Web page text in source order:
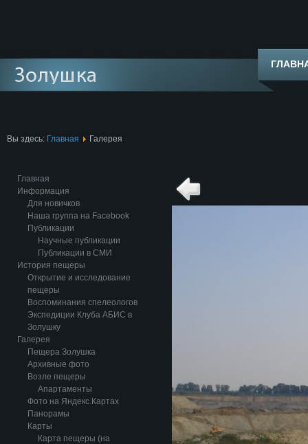
Вы здесь: Главная Галерея
Главная
Информация
Для новичков
Наша группа на Facebook
Публикации
Научные публикации
Публикации в СМИ
История пещеры
Открытие и исследование
пещеры
Воспоминания спелеологов
Экспедиции Клуба АБИС в
Золушку
Галерея
Пещера Золушка
Архивные фото
Возле пещеры
Апартаменты
Фото на Яндекс.Картах
Панорамы
Карты
Карта пещеры (на